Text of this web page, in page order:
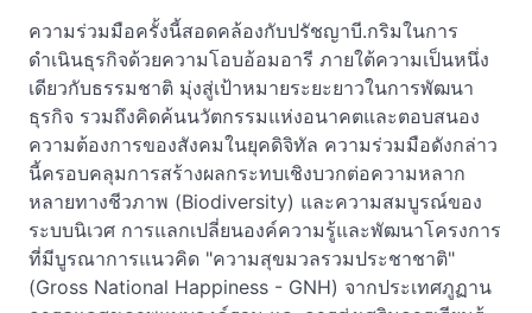
ความร่วมมือครั้งนี้สอดคล้องกับปรัชญาบี.กริมในการ
ดำเนินธุรกิจด้วยความโอบอ้อมอารี ภายใต้ความเป็นหนึ่ง
เดียวกับธรรมชาติ มุ่งสู่เป้าหมายระยะยาวในการพัฒนา
ธุรกิจ รวมถึงคิดค้นนวัตกรรมแห่งอนาคตและตอบสนอง
ความต้องการของสังคมในยุคดิจิทัล ความร่วมมือดังกล่าว
นี้ครอบคลุมการสร้างผลกระทบเชิงบวกต่อความหลาก
หลายทางชีวภาพ (Biodiversity) และความสมบูรณ์ของ
ระบบนิเวศ การแลกเปลี่ยนองค์ความรู้และพัฒนาโครงการ
ที่มีบูรณาการแนวคิด "ความสุขมวลรวมประชาชาติ"
(Gross National Happiness - GNH) จากประเทศภูฏาน